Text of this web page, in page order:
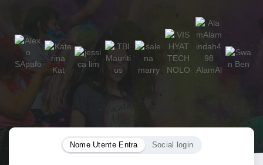
Nome Utente Entra Social login